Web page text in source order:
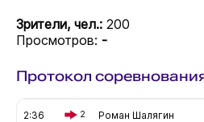
Зрители, чел.: 200
Просмотров: -
Протокол
2:36 2 Роман Шалягин